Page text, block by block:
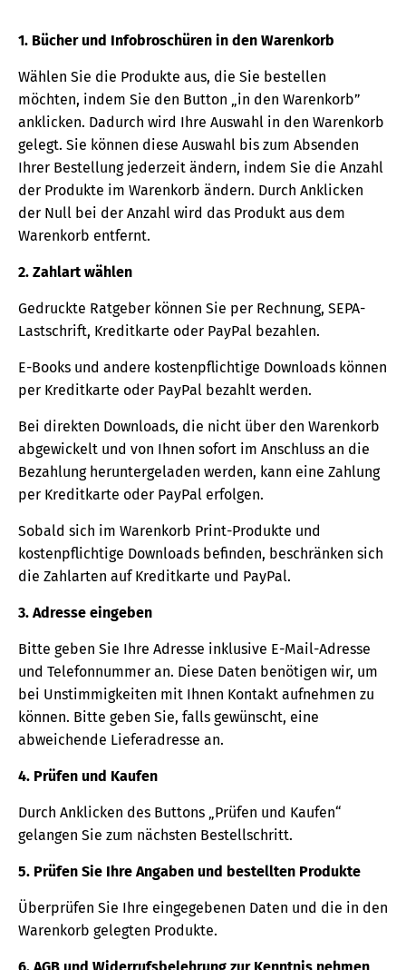
1. Bücher und Infobroschüren in den Warenkorb
Wählen Sie die Produkte aus, die Sie bestellen
möchten, indem Sie den Button „in den Warenkorb”
anklicken. Dadurch wird Ihre Auswahl in den Warenkorb
gelegt. Sie können diese Auswahl bis zum Absenden
Ihrer Bestellung jederzeit ändern, indem Sie die Anzahl
der Produkte im Warenkorb ändern. Durch Anklicken
der Null bei der Anzahl wird das Produkt aus dem
Warenkorb entfernt.
2. Zahlart wählen
Gedruckte Ratgeber können Sie per Rechnung, SEPA-
Lastschrift, Kreditkarte oder PayPal bezahlen.
E-Books und andere kostenpflichtige Downloads können
per Kreditkarte oder PayPal bezahlt werden.
Bei direkten Downloads, die nicht über den Warenkorb
abgewickelt und von Ihnen sofort im Anschluss an die
Bezahlung heruntergeladen werden, kann eine Zahlung
per Kreditkarte oder PayPal erfolgen.
Sobald sich im Warenkorb Print-Produkte und
kostenpflichtige Downloads befinden, beschränken sich
die Zahlarten auf Kreditkarte und PayPal.
3. Adresse eingeben
Bitte geben Sie Ihre Adresse inklusive E-Mail-Adresse
und Telefonnummer an. Diese Daten benötigen wir, um
bei Unstimmigkeiten mit Ihnen Kontakt aufnehmen zu
können. Bitte geben Sie, falls gewünscht, eine
abweichende Lieferadresse an.
4. Prüfen und Kaufen
Durch Anklicken des Buttons „Prüfen und Kaufen“
gelangen Sie zum nächsten Bestellschritt.
5. Prüfen Sie Ihre Angaben und bestellten Produkte
Überprüfen Sie Ihre eingegebenen Daten und die in den
Warenkorb gelegten Produkte.